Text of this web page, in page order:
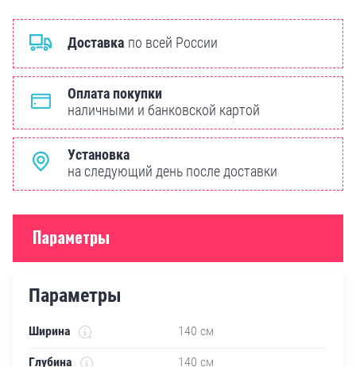
Доставка по всей России
Оплата покупки
наличными и банковской картой
Установка
на следующий день после доставки
Параметры
Параметры
Ширина 140 см
Глубина 140 см